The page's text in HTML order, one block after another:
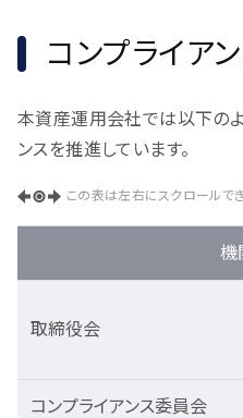
コンプライア
本資産運用会社では以下のよ
ンスを推進しています。
この表は左右にスクロールでき
機
取締役会
コンプライアンス委員会